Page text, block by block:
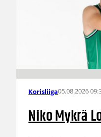
Korisliiga05.08.2026
Niko Mykrä